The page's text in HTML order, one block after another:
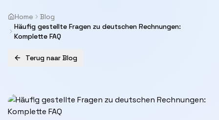
Home
Blog
Häufig gestellte Fragen zu deutschen Rechnungen:
Komplette FAQ
Terug naar Blog